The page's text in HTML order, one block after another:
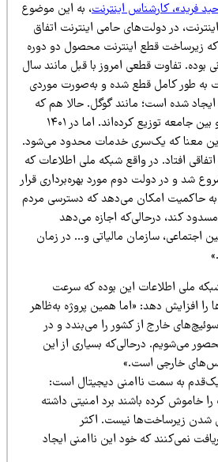
کارشناس اینترنت، به این موضوع
در دولت‌های حامی اینترنت اتفاق
قطع اینترنت محصول دو دوره
قطعی امروز با قبل مانند سال
به طور کامل قطع شده و به‌صورت موردی
است؛ مانند گوگل. حالا هم که
اینترنت طبقاتی را با نام پرو بین جامعه توزیع کرده‌اند. اما در ۱۴۰۱
که یک‌سری خدمات محدود می‌شود.
اتفاقی افتاد. در واقع شبکه ملی اطلاعات که
در دولت دوم مورد بهره‌برداری قرار
امکان می‌دهد که دسترسی مردم
کند، درحالی‌که اجازه می‌دهد
سازمان مالیاتی و… در زمان
اطلاعات این بوده که سرعت
دهد: «اما همین پروژه به‌ظاهر
خارج از کشور را می‌بندد و در
درحالی‌که بسیاری از این
خارجی است.»
به سمت ناامنی دیجیتال است:
کرده باشند برد امنیتی داشته
زیرساخت‌ها نیست. اکثر
که خود این ناامنی ایجاد